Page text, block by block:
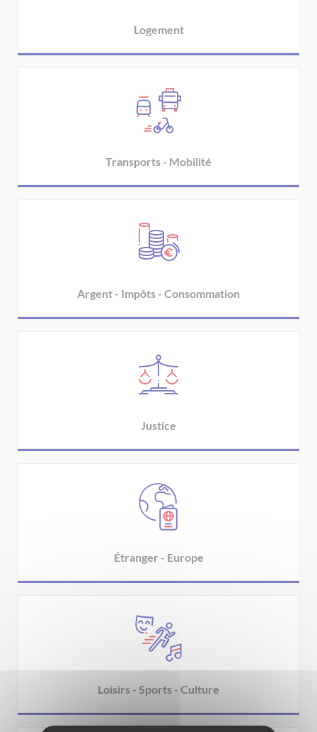
Logement
Transports - Mobilité
Argent - Impôts - Consommation
Justice
Étranger - Europe
Loisirs - Sports - Culture